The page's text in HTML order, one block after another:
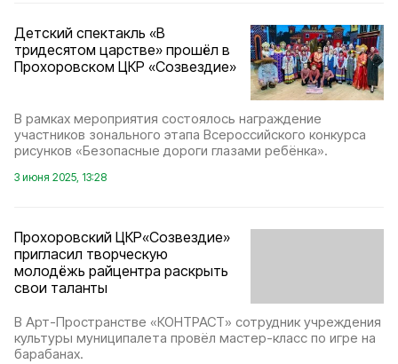
Детский спектакль «В
тридесятом царстве» прошёл в
Прохоровском ЦКР «Созвездие»
В рамках мероприятия состоялось награждение
участников зонального этапа Всероссийского конкурса
рисунков «Безопасные дороги глазами ребёнка».
3 июня 2025, 13:28
Прохоровский ЦКР«Созвездие»
пригласил творческую
молодёжь райцентра раскрыть
свои таланты
В Арт-Пространстве «КОНТРАСТ» сотрудник учреждения
культуры муниципалета провёл мастер-класс по игре на
барабанах.